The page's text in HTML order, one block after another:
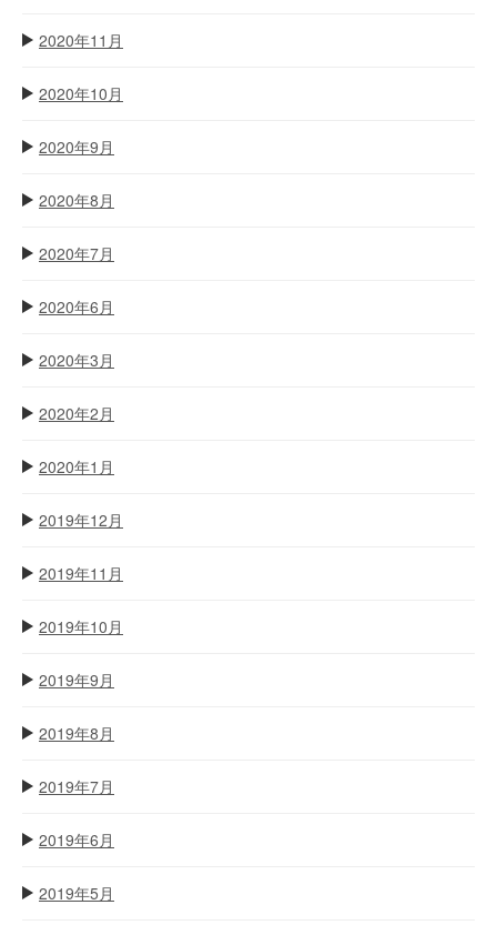
2020年11月
2020年10月
2020年9月
2020年8月
2020年7月
2020年6月
2020年3月
2020年2月
2020年1月
2019年12月
2019年11月
2019年10月
2019年9月
2019年8月
2019年7月
2019年6月
2019年5月